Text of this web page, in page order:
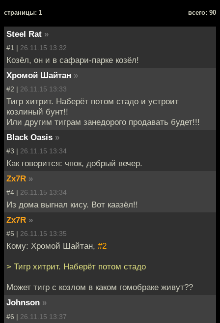
cтраницы: 1 всего: 90
Steel Rat »
#1 | 26.11.15 13:32
Козёл, он и в сафари-парке козёл!
Хромой Шайтан »
#2 | 26.11.15 13:33
Тигр хитрит. Наберёт потом стадо и устроит
козлиный бунт!!
Или другим тиграм занедорого продавать будет!!!
Black Oasis »
#3 | 26.11.15 13:34
Как говорится: чпок, добрый вечер.
Zx7R »
#4 | 26.11.15 13:34
Из дома выгнал кису. Вот каазёл!!
Zx7R »
#5 | 26.11.15 13:35
Кому: Хромой Шайтан, #2
> Тигр хитрит. Наберёт потом стадо
Может тигр с козлом в каком гомобраке живут??
Johnson »
#6 | 26.11.15 13:37